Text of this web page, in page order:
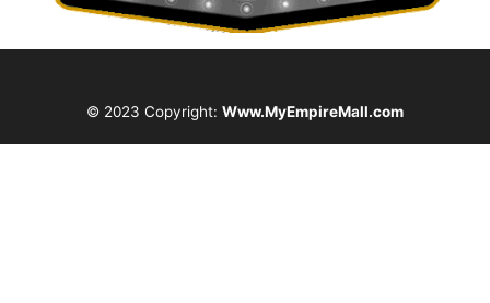
© 2023 Copyright: Www.MyEmpireMall.com